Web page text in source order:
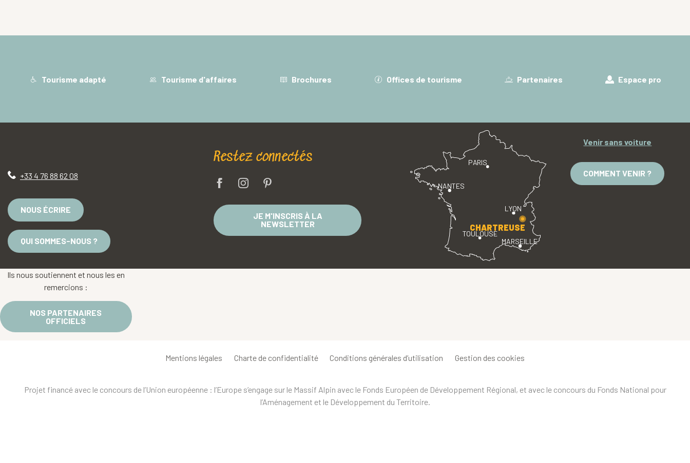
Tourisme adapté Tourisme d'affaires Brochures Offices de tourisme Partenaires Espace pro
+33 4 76 88 62 08
NOUS ÉCRIRE
QUI SOMMES-NOUS ?
Restez connectés
JE M'INSCRIS À LA
NEWSLETTER
PARIS
LYON
TOULOUSE
MARSEILLE
NANTES
CHARTREUSE
Venir sans voiture
COMMENT VENIR ?
Ils nous soutiennent et nous les en
remercions :
NOS PARTENAIRES
OFFICIELS
Mentions légales Charte de confidentialité Conditions générales d’utilisation Gestion des cookies
Projet financé avec le concours de l’Union européenne : l’Europe s’engage sur le Massif Alpin avec le Fonds Européen de Développement Régional, et avec le concours du Fonds National pour
l’Aménagement et le Développement du Territoire.